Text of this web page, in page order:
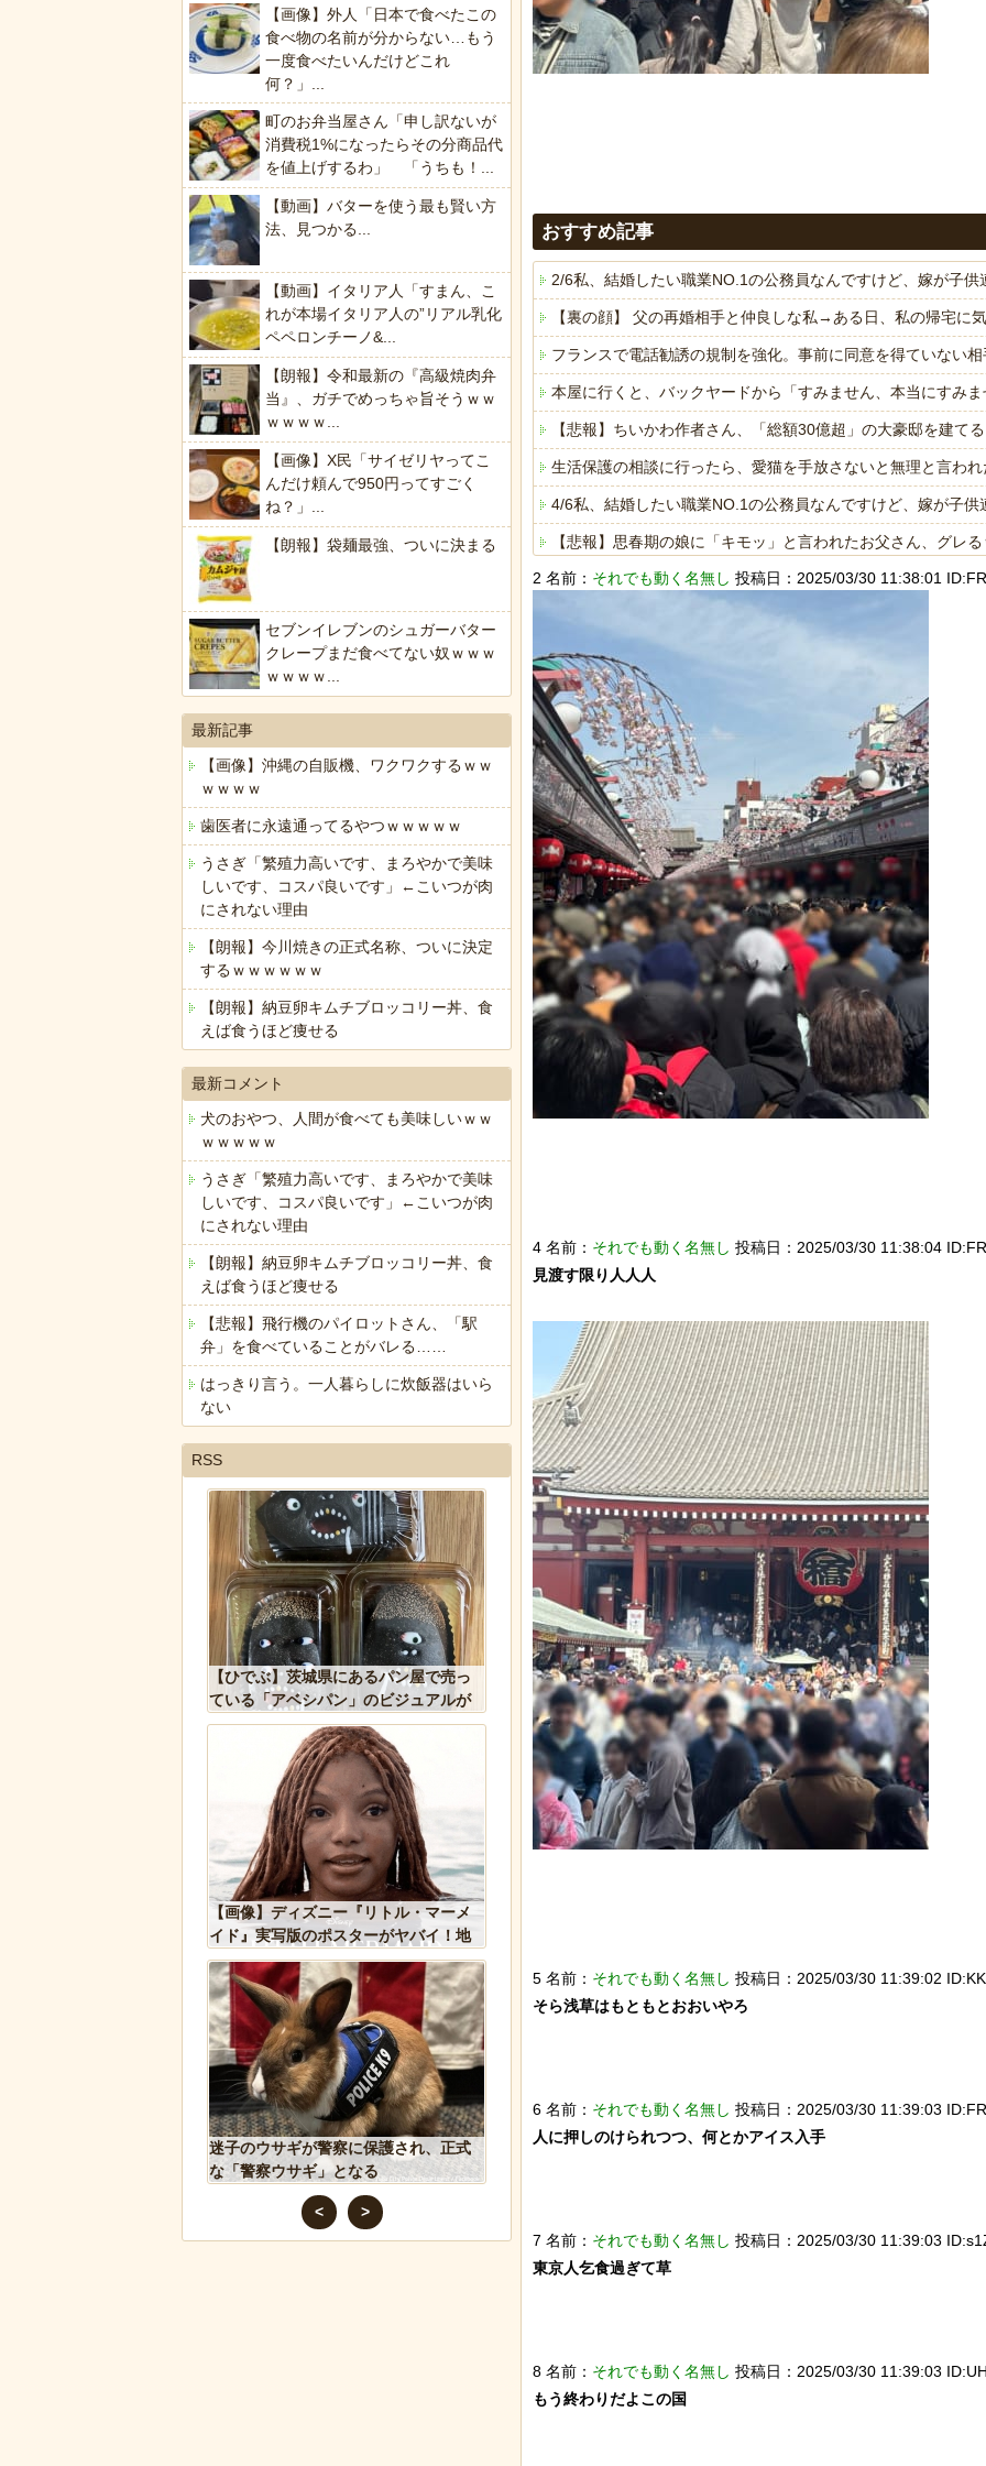
おすすめ記事
2/6私、結婚したい職業NO.1の公務員なんですけど、嫁が子
【裏の顔】 父の再婚相手と仲良しな私→ある日、私の帰宅
フランスで電話勧誘の規制を強化。事前に同意を得ていない
本屋に行くと、バックヤードから「すみません、本当にすみ
【悲報】ちいかわ作者さん、「総額30億超」の大豪邸を建て
生活保護の相談に行ったら、愛猫を手放さないと無理と言わ
4/6私、結婚したい職業NO.1の公務員なんですけど、嫁が子
【悲報】思春期の娘に「キモッ」と言われたお父さん、グレ
【トー横キッズ】家庭環境や毒親とのトラブルに悩む若者「
海外「日本は戦勝国なんだよ」 戦後の日本人の特別な生き様
ヒーローのサバイバルアクション Siege Survivors
Powered by livedoor 相互RSS
2 名前： それでも動く名無し 投稿日：2025/03/30 11:38:01
4 名前： それでも動く名無し 投稿日：2025/03/30 11:38:04
見渡す限り人人人
5 名前： それでも動く名無し 投稿日：2025/03/30 11:39:02
そら浅草はもともとおおいやろ
6 名前： それでも動く名無し 投稿日：2025/03/30 11:39:03
人に押しのけられつつ、何とかアイス入手
7 名前： それでも動く名無し 投稿日：2025/03/30 11:39:03
東京人乞食過ぎて草
8 名前： それでも動く名無し 投稿日：2025/03/30 11:39:03
もう終わりだよこの国
【画像】外人「日本で食べたこの
食べ物の名前が分からない…もう
一度食べたいんだけどこれ
何？」...
町のお弁当屋さん「申し訳ないが
消費税1%になったらその分商品代
を値上げするわ」 「うちも！...
【動画】バターを使う最も賢い方
法、見つかる...
【動画】イタリア人「すまん、こ
れが本場イタリア人の”リアル乳化
ペペロンチーノ&...
【朗報】令和最新の『高級焼肉弁
当』、ガチでめっちゃ旨そうｗｗ
ｗｗｗｗ...
【画像】X民「サイゼリヤってこ
んだけ頼んで950円ってすごく
ね？」...
【朗報】袋麺最強、ついに決まる
セブンイレブンのシュガーバター
クレープまだ食べてない奴ｗｗｗ
ｗｗｗｗ...
最新記事
【画像】沖縄の自販機、ワクワクするｗｗ
ｗｗｗｗ
歯医者に永遠通ってるやつｗｗｗｗｗ
うさぎ「繁殖力高いです、まろやかで美味
しいです、コスパ良いです」←こいつが肉
にされない理由
【朗報】今川焼きの正式名称、ついに決定
するｗｗｗｗｗｗ
【朗報】納豆卵キムチブロッコリー丼、食
えば食うほど痩せる
最新コメント
犬のおやつ、人間が食べても美味しいｗｗ
ｗｗｗｗｗ
うさぎ「繁殖力高いです、まろやかで美味
しいです、コスパ良いです」←こいつが肉
にされない理由
【朗報】納豆卵キムチブロッコリー丼、食
えば食うほど痩せる
【悲報】飛行機のパイロットさん、「駅
弁」を食べていることがバレる……
はっきり言う。一人暮らしに炊飯器はいら
ない
RSS
【ひでぶ】茨城県にあるパン屋で売っ
ている「アベシパン」のビジュアルが
悪夢すぎるｗｗｗｗｗ
【画像】ディズニー『リトル・マーメ
イド』実写版のポスターがヤバイ！地
獄の黙示録みたい
迷子のウサギが警察に保護され、正式
な「警察ウサギ」となる
後ろ片足を失った象、保護区で義足を
作ってもらい歩けるように！
【動画】 ロシア兵が自分に投下された
歴史的な木星系探査機
ケモノが立ち会っていた
< >